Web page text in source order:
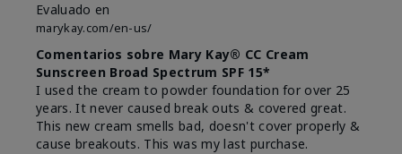
Evaluado en
marykay.com/en-us/
Comentarios sobre Mary Kay® CC Cream
Sunscreen Broad Spectrum SPF 15*
I used the cream to powder foundation for over 25
years. It never caused break outs & covered great.
This new cream smells bad, doesn't cover properly &
cause breakouts. This was my last purchase.